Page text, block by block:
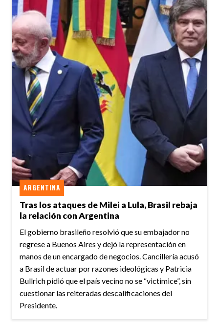
Tras los ataques de Milei a Lula, Brasil rebaja
la relación con Argentina
ARGENTINA
El gobierno brasileño resolvió que su embajador no
regrese a Buenos Aires y dejó la representación en
manos de un encargado de negocios. Cancillería acusó
a Brasil de actuar por razones ideológicas y Patricia
Bullrich pidió que el país vecino no se “victimice”, sin
cuestionar las reiteradas descalificaciones del
Presidente.